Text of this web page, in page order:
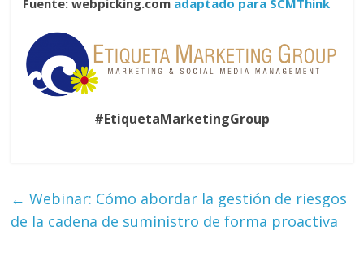
Fuente: webpicking.com adaptado para SCMThink
#EtiquetaMarketingGroup
← Webinar: Cómo abordar la gestión de riesgos
de la cadena de suministro de forma proactiva